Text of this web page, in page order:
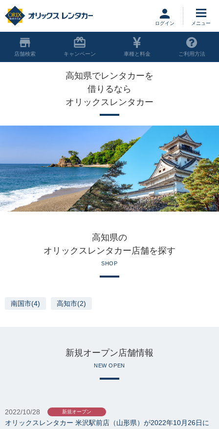
ログイン
店舗 キャンペーン 車種と料金 ご利用方法
高知県でレンタカーを
借りるなら
オリックスレンタカー
高知県の
オリックスレンタカー店舗を探す
SHOP
南国市(4) 高知市(2)
新規オープン店舗情報
NEW OPEN
2022/10/28 新規オープン
オリックスレンタカー 米沢駅前店（山形県）が2022年10月26日に